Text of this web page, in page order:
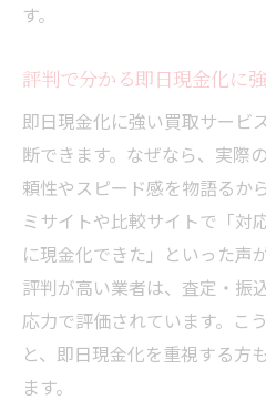
す。
評判で分かる即日現金化に
即日現金化に強い買取サービ
断できます。なぜなら、実際
頼性やスピード感を物語るか
ミサイトや比較サイトで「対
に現金化できた」といった声
評判が高い業者は、査定・振
応力で評価されています。こ
と、即日現金化を重視する方
ます。